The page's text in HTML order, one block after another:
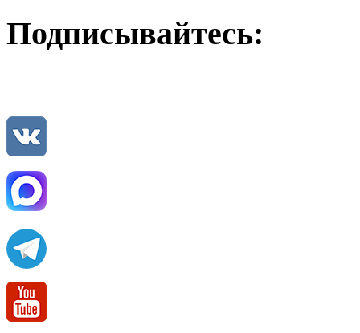
Подписывайтесь: